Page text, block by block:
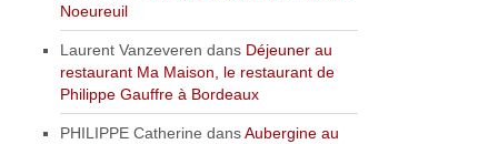
Noeureuil
Laurent Vanzeveren dans Déjeuner au
restaurant Ma Maison, le restaurant de
Philippe Gauffre à Bordeaux
PHILIPPE Catherine dansAubergine au